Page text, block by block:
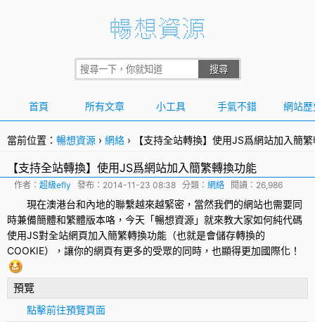
首頁 所有文章 小工具 手氣不錯 網站歷
當前位置： 暢想資源 › 網絡 › 【支持全站轉換】使用JS爲網站加入簡
【支持全站轉換】使用JS爲網站加入簡繁轉換功能
作者： 超級efly 發布： 2014-11-23 08:38 分類： 網絡 閱讀：26,986
現在澳港台和內地的聯繫越來越緊密，當然我們的網站也需要同
時兼備簡體和繁體版本咯，今天「暢想資源」就來教大家如何純代碼
使用JS對全站網頁加入簡繁轉換功能（也就是會儲存轉換的
COOKIE），讓你的網頁有更多的受眾的同時，也顯得更加國際化！
預覽
點擊前往預覽頁面